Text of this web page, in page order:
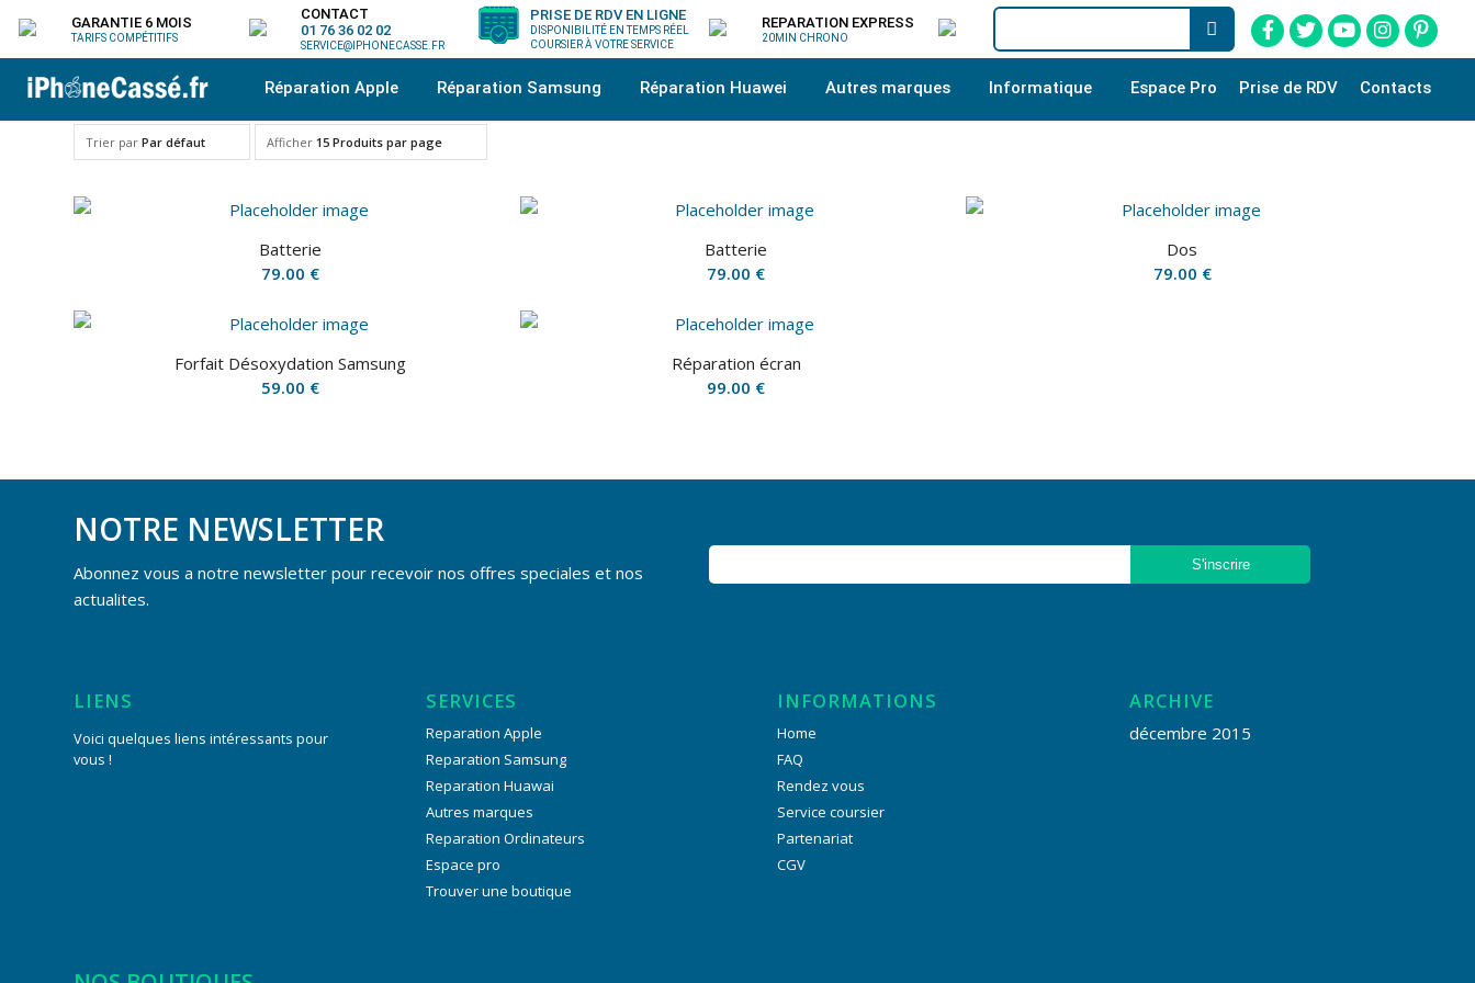
GARANTIE 6 MOIS
TARIFS COMPÉTITIFS
CONTACT
01 76 36 02 02
SERVICE@IPHONECASSE.FR
PRISE DE RDV EN LIGNE
DISPONIBILITÉ EN TEMPS RÉEL
COURSIER À VOTRE SERVICE
REPARATION EXPRESS
20MIN CHRONO
Réparation Apple Réparation Samsung Réparation Huawei Autres marques Informatique Espace Pro Prise de RDV Contacts
Trier par Par défaut Afficher 15 Produits par page
Batterie
79.00 €
Batterie
79.00 €
Dos
79.00 €
Forfait Désoxydation Samsung
59.00 €
Réparation écran
99.00 €
NOTRE NEWSLETTER
Abonnez vous a notre newsletter pour recevoir nos offres speciales et nos
actualites.
LIENS
Voici quelques liens intéressants pour
vous !
SERVICES
Reparation Apple
Reparation Samsung
Reparation Huawai
Autres marques
Reparation Ordinateurs
Espace pro
Trouver une boutique
INFORMATIONS
Home
FAQ
Rendez vous
Service coursier
Partenariat
CGV
ARCHIVE
décembre 2015